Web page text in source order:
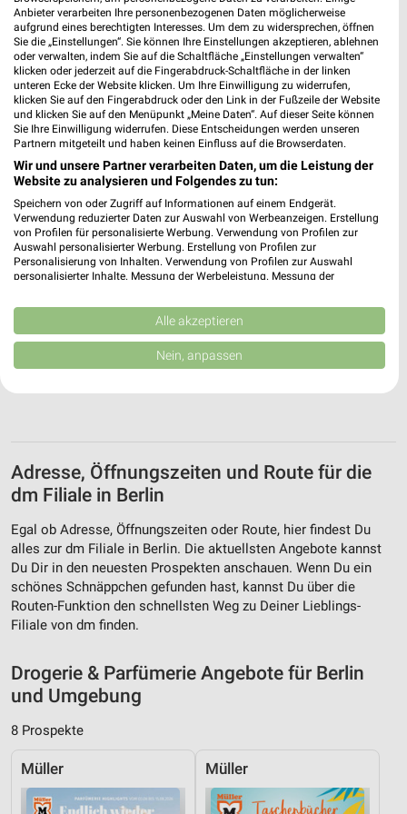
dm Berlin
Alexanderplatz 3
10178 Berlin
Heute geschlossen
0,80 km
Adresse, Öffnungszeiten und Route für die
dm Filiale in Berlin
Egal ob Adresse, Öffnungszeiten oder Route, hier findest Du
alles zur dm Filiale in Berlin. Die aktuellsten Angebote kannst
Du Dir in den neuesten Prospekten anschauen. Wenn Du ein
schönes Schnäppchen gefunden hast, kannst Du über die
Routen-Funktion den schnellsten Weg zu Deiner Lieblings-
Filiale von dm finden.
Drogerie & Parfümerie Angebote für Berlin
und Umgebung
8 Prospekte
Müller Müller
Anbieter verarbeiten Ihre personenbezogenen Daten möglicherweise
aufgrund eines berechtigten Interesses. Um dem zu widersprechen, öffnen
Sie die „Einstellungen“. Sie können Ihre Einstellungen akzeptieren, ablehnen
oder verwalten, indem Sie auf die Schaltfläche „Einstellungen verwalten“
klicken oder jederzeit auf die Fingerabdruck-Schaltfläche in der linken
unteren Ecke der Website klicken. Um Ihre Einwilligung zu widerrufen,
klicken Sie auf den Fingerabdruck oder den Link in der Fußzeile der Website
und klicken Sie auf den Menüpunkt „Meine Daten“. Auf dieser Seite können
Sie Ihre Einwilligung widerrufen. Diese Entscheidungen werden unseren
Partnern mitgeteilt und haben keinen Einfluss auf die Browserdaten.
Wir und unsere Partner verarbeiten Daten, um die Leistung der
Website zu analysieren und Folgendes zu tun:
Speichern von oder Zugriff auf Informationen auf einem Endgerät.
Verwendung reduzierter Daten zur Auswahl von Werbeanzeigen. Erstellung
von Profilen für personalisierte Werbung. Verwendung von Profilen zur
Auswahl personalisierter Werbung. Erstellung von Profilen zur
Personalisierung von Inhalten. Verwendung von Profilen zur Auswahl
personalisierter Inhalte. Messung der Werbeleistung. Messung der
Kombinationen von Daten aus verschiedenen Quellen. Entwicklung und
Verbesserung der Angebote. Verwendung reduzierter Daten zur Auswahl
von Inhalten.
Daten können außerhalb der Europäischen Union weitergegeben und in die
USA gesendet werden.
Website/App.
IAB-Verarbeitungszwecke:
Speichern von oder Zugriff auf Informationen
Verwendung reduzierter Daten zur Auswahl von
Werbeanzeigen
Erstellung von Profilen für personalisierte
Werbung
personalisierter Werbung
Erstellung von Profilen zur Personalisierung
von Inhalten
personalisierter Inhalte
Alle akzeptieren
Nein, anpassen